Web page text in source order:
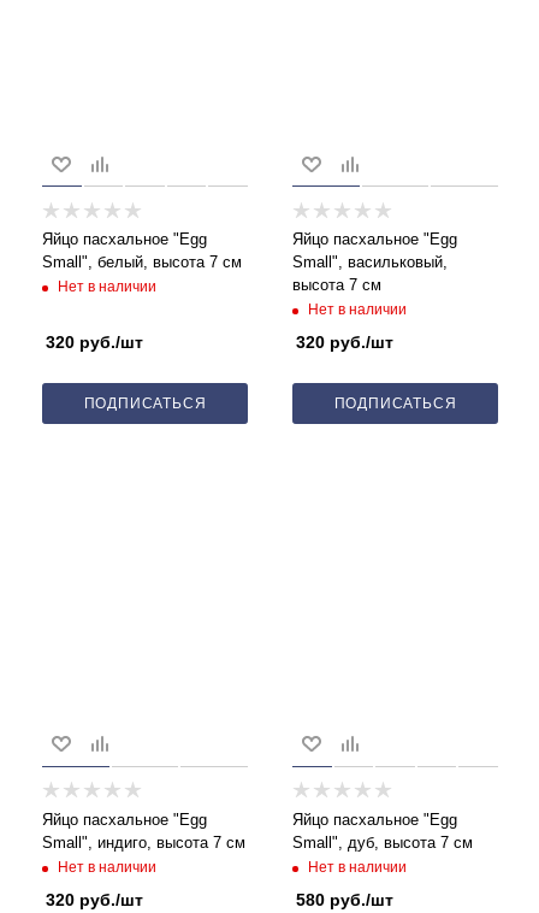
Яйцо пасхальное "Egg
Small", белый, высота 7 см
Нет в наличии
320 руб./шт
ПОДПИСАТЬСЯ
Яйцо пасхальное "Egg
Small", васильковый,
высота 7 см
Нет в наличии
320 руб./шт
ПОДПИСАТЬСЯ
Яйцо пасхальное "Egg
Small", индиго, высота 7 см
Нет в наличии
320 руб./шт
Яйцо пасхальное "Egg
Small", дуб, высота 7 см
Нет в наличии
580 руб./шт